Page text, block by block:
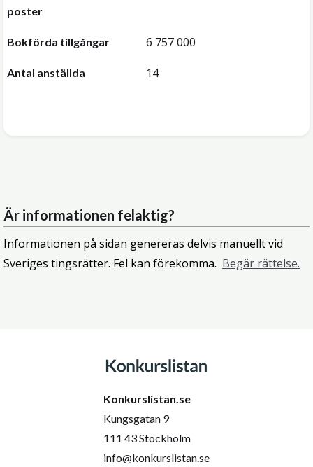
poster
Bokförda tillgångar 6 757 000
Antal anställda 14
Är informationen felaktig?
Informationen på sidan genereras delvis manuellt vid
Sveriges tingsrätter. Fel kan förekomma. Begär rättelse.
Konkurslistan.se
Kungsgatan 9
111 43 Stockholm
info@konkurslistan.se